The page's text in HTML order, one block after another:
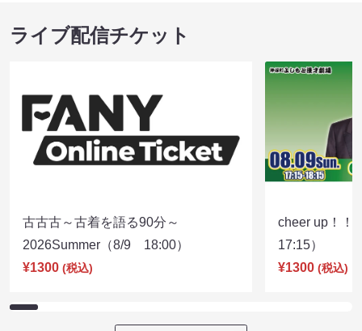
ライブ配信チケット
古古古～古着を語る90分～
2026Summer（8/9 18:00）
¥1300 (税込)
cheer up！
17:15）
¥1300 (税込)